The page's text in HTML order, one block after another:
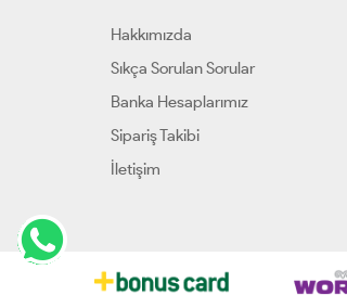
Hakkımızda
Sıkça Sorulan Sorular
Banka Hesaplarımız
Sipariş Takibi
İletişim